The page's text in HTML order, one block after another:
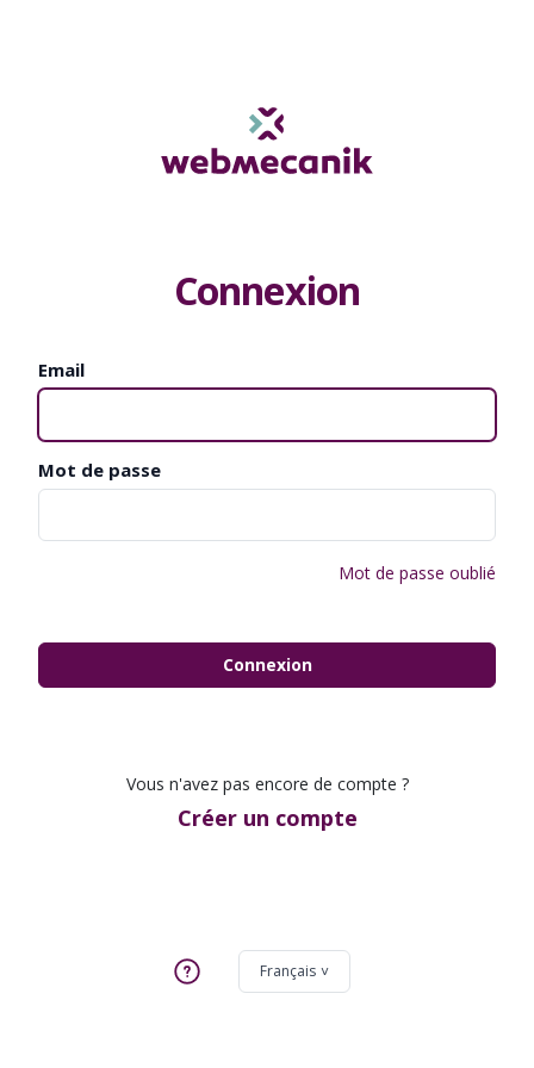
Connexion
Email
Mot de passe
Mot de passe oublié
Connexion
Vous n'avez pas encore de compte ?
Créer un compte
Français